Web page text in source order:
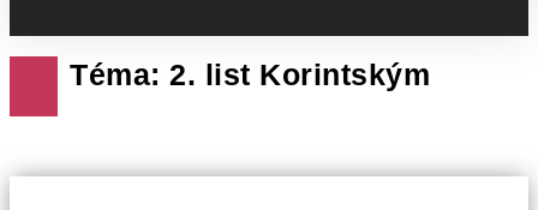
Téma: 2. list Korintským